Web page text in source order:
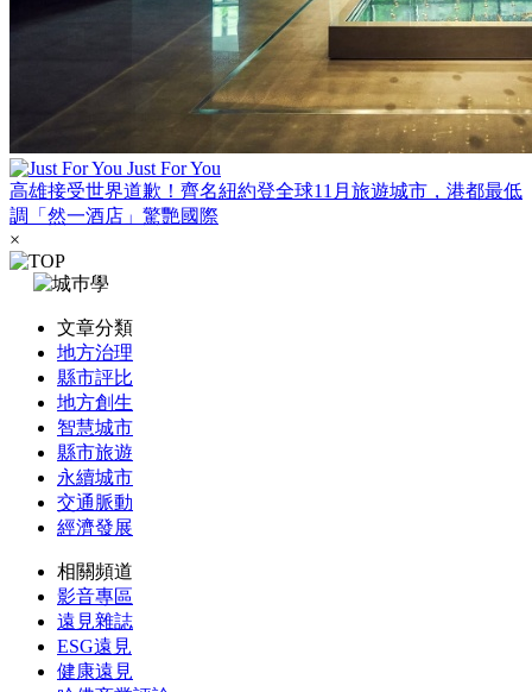
Just For You
高雄接受世界道歉！齊名紐約登全球11月旅遊城市，港都最低
調「然一酒店」驚艷國際
×
文章分類
地方治理
縣市評比
地方創生
智慧城市
縣市旅遊
永續城市
交通脈動
經濟發展
相關頻道
影音專區
遠見雜誌
ESG遠見
健康遠見